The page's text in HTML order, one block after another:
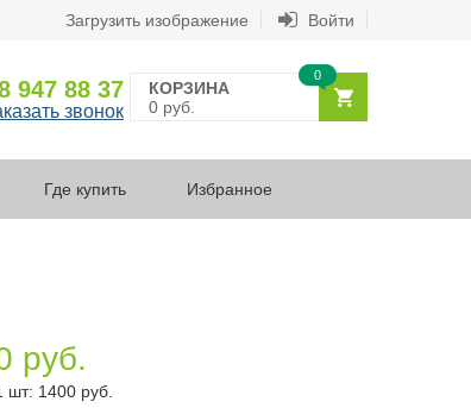
Загрузить изображение Войти
947 88 37
звонок
КОРЗИНА
0 руб.
0
Где купить Избранное
руб.
шт: 1400 руб.